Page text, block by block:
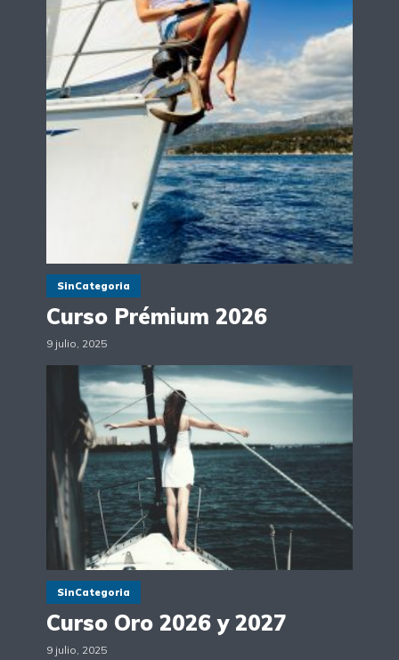
SinCategoria
Curso Prémium 2026
9 julio, 2025
SinCategoria
Curso Oro 2026 y 2027
9 julio, 2025